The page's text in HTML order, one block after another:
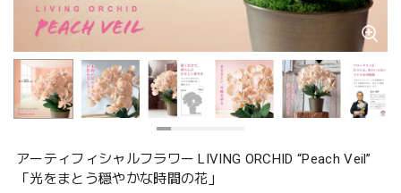
アーティフィシャルフラワー LIVING ORCHID “Peach Veil”
「光をまとう穏やかな時間の花」